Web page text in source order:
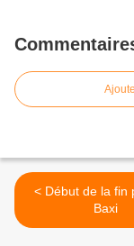
< Début de la fin pour les
Baxi